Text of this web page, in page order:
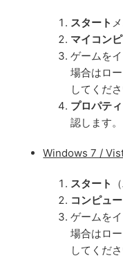
スタート
マイコン
ゲームを
場合はロ
してくださ
プロパティ
認します。
Windows 7 /
スタート
コンピュ
ゲームを
場合はロ
してくださ